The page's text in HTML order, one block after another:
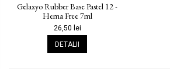
Gelaxyo Rubber Base Pastel 12 -
Hema Free 7ml
26,50 lei
DETALII